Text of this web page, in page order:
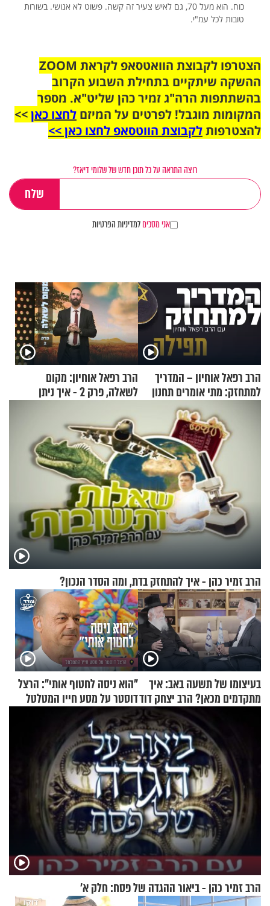
כוח. הוא מעל 70, גם לאיש צעיר זה קשה. פשוט לא אנושי. בשורות
טובות לכל עמ"י.
הצטרפו לקבוצת הוואטסאפ לקראת ZOOM
ההשקה שיתקיים בתחילת השבוע הקרוב
בהשתתפות הרה"ג זמיר כהן שליט"א. מספר
המקומות מוגבל! לפרטים על המיזם לחצו כאן>>
להצטרפותלקבוצת הווטסאפ לחצו כאן >>
רוצה התראה על כל תוכן חדש של שלומי דיאז?
אני מסכיםלמדיניות הפרטיות
הרב רפאל אוחיון – המדריך
למתחזק: מתי אומרים תחנון
ואיך עולים לתורה?
הרב רפאל אוחיון: מקום
לשאלה, פרק 2 - איך ניתן
הרב זמיר כהן - איך להתחזק בדת, ומה הסדר הנכון?
בעיצומו של תשעה באב: איך
מתקדמים מכאן? הרב יצחק דוד
גרוסמן בשיחה מיוחדת
"הוא ניסה לחטוף אותי": הרצל
דוסטר על מסע חייו המטלטל
הרב זמיר כהן - ביאור ההגדה של פסח: חלק א’